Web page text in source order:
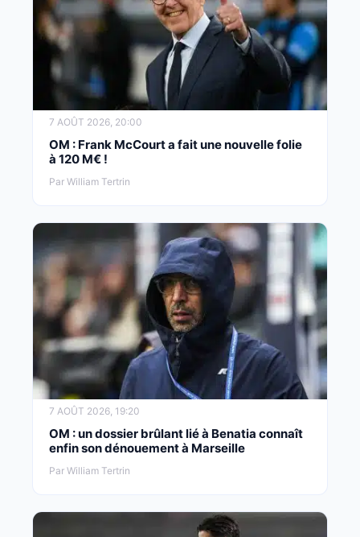
7 AOÛT 2026, 20:00
OM : Frank McCourt a fait une nouvelle folie
à 120 M€ !
Par William Tertrin
7 AOÛT 2026, 19:20
OM : un dossier brûlant lié à Benatia connaît
enfin son dénouement à Marseille
Par William Tertrin